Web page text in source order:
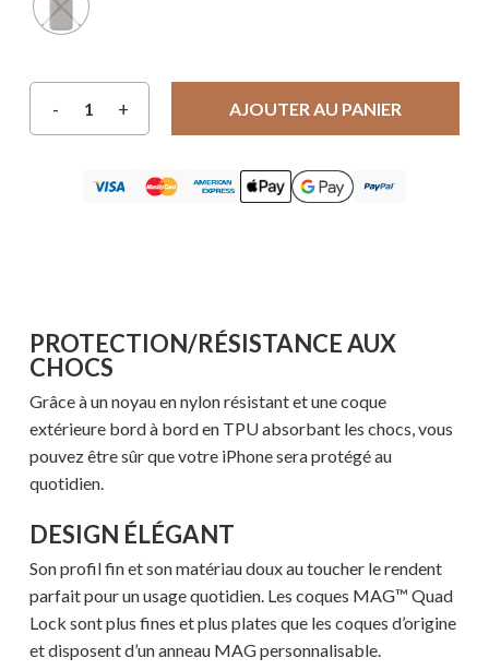
AJOUTER AU PANIER
PROTECTION/RÉSISTANCE AUX
CHOCS
Grâce à un noyau en nylon résistant et une coque
extérieure bord à bord en TPU absorbant les chocs, vous
pouvez être sûr que votre iPhone sera protégé au
quotidien.
DESIGN ÉLÉGANT
Son profil fin et son matériau doux au toucher le rendent
parfait pour un usage quotidien. Les coques MAG™ Quad
Lock sont plus fines et plus plates que les coques d’origine
et disposent d’un anneau MAG personnalisable.